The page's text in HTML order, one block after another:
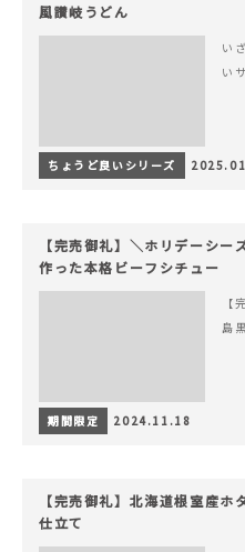
風讃岐うどん
い
い
ちょうど良いシリーズ
【完売御礼】＼ホリデーシ
作った本格ビーフシチュー
【
島
期間限定 2024.11.18
【完売御礼】北海道根室産
仕立て